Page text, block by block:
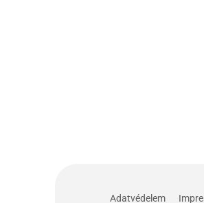
Adatvédelem